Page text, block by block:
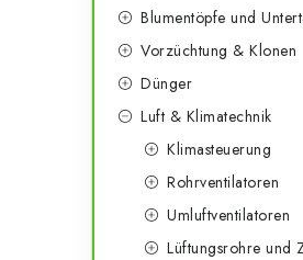
Blumentöpfe und
Vorzüchtung & Klonen
Dünger
Luft & Klimatechnik
Klimasteuerung
Rohrventilatoren
Umluftventilatoren
Lüftungsrohre und